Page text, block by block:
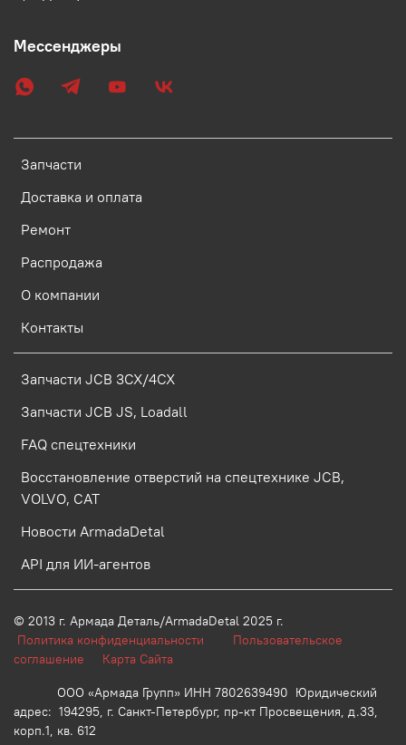
Запчасти
Доставка и оплата
Ремонт
Распродажа
О компании
Контакты
Запчасти JCB 3CX/4CX
Запчасти JCB JS, Loadall
FAQ спецтехники
Восстановление отверстий на спецтехнике JCB,
VOLVO, CAT
Новости ArmadaDetal
API для ИИ-агентов
Мессенджеры
© 2013 г. Армада Деталь/ArmadaDetal 2025 г.
Политика конфиденциальности
Пользовательское
соглашение Карта Сайта
ООО «Армада Групп» ИНН 7802639490 Юридический
адрес: 194295, г. Санкт-Петербург, пр-кт Просвещения, д.33,
корп.1, кв. 612